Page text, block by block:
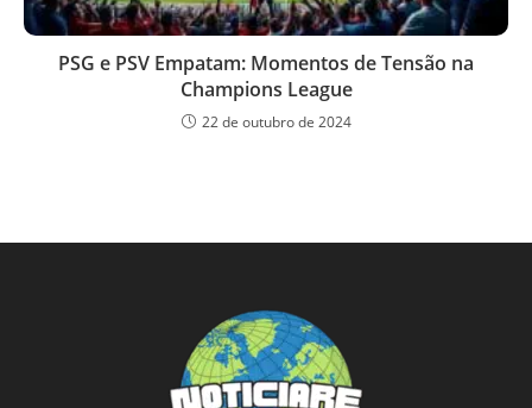
PSG e PSV Empatam: Momentos de Tensão na
Champions League
22 de outubro de 2024